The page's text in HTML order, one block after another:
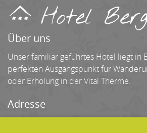
Über uns
Unser familiär geführtes Hotel liegt in
perfekten Ausgangspunkt für
oder Erholung in der Vital Therme.
Adresse